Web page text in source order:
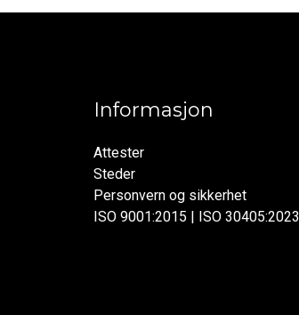
Informasjon
Attester
Steder
Personvern og sikkerhet
ISO 9001:2015 | ISO 30405:2023